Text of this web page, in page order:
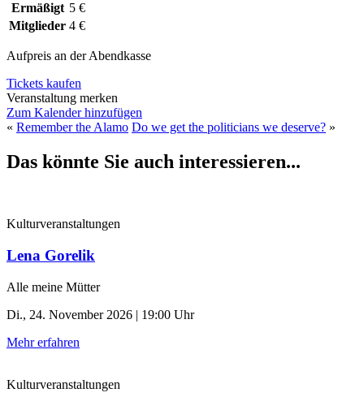
Ermäßigt 5 €
Mitglieder 4 €
Aufpreis an der Abendkasse
Tickets kaufen
Veranstaltung merken
Zum Kalender hinzufügen
« Remember the Alamo Do we get the politicians we deserve? »
Das könnte Sie auch interessieren...
Kulturveranstaltungen
Lena Gorelik
Alle meine Mütter
Di., 24. November 2026 | 19:00 Uhr
Mehr erfahren
Kulturveranstaltungen